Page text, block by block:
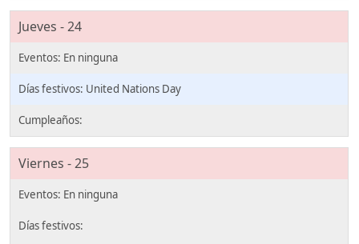
Jueves - 24
United Nations Day
Viernes - 25